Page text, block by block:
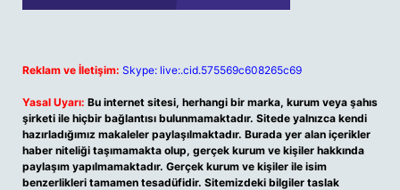
Reklam ve İletişim: Skype: live:.cid.575569c608265c69
Yasal Uyarı: Bu internet sitesi, herhangi bir marka, kurum veya şahıs
şirketi ile hiçbir bağlantısı bulunmamaktadır. Sitede yalnızca kendi
hazırladığımız makaleler paylaşılmaktadır. Burada yer alan içerikler
haber niteliği taşımamakta olup, gerçek kurum ve kişiler hakkında
paylaşım yapılmamaktadır. Gerçek kurum ve kişiler ile isim
benzerlikleri tamamen tesadüfidir. Sitemizdeki bilgiler taslak